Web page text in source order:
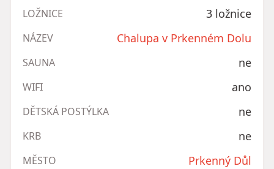
LOŽNICE 3 ložnice
NÁZEV Chalupa v Prkenném Dolu
SAUNA ne
WIFI ano
DĚTSKÁ POSTÝLKA ne
KRB ne
MĚSTO Prkenný Důl